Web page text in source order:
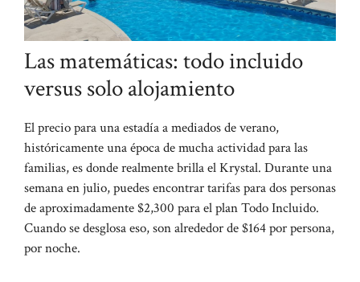
Las matemáticas: todo incluido
versus solo alojamiento
El precio para una estadía a mediados de verano,
históricamente una época de mucha actividad para las
familias, es donde realmente brilla el Krystal. Durante una
semana en julio, puedes encontrar tarifas para dos personas
de aproximadamente $2,300 para el plan Todo Incluido.
Cuando se desglosa eso, son alrededor de $164 por persona,
por noche.